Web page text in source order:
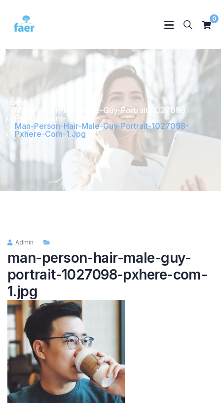
0
Home
Man-Person-Hair-Male-Guy-Portrait-1027098-
Pxhere-Com-1.jpg
Man-Person-Hair-Male-Guy-Portrait-1027098-
Pxhere-Com-1.jpg
Admin
man-person-hair-male-guy-
portrait-1027098-pxhere-com-
1.jpg